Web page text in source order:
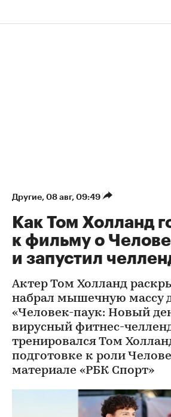
Другие⁠, 08 авг, 09:49
Как Том Холланд
к фильму о
и запустил
Актер Том Холланд
набрал мышечную массу
«Человек-паук: Новый
вирусный фитнес-
тренировался Том
подготовке к роли
материале «РБК Спорт»